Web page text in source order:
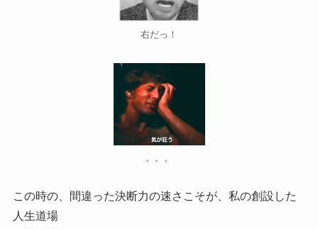
右だっ！
。。。
この時の、間違った決断力の速さこそが、私の創設した
人生道場